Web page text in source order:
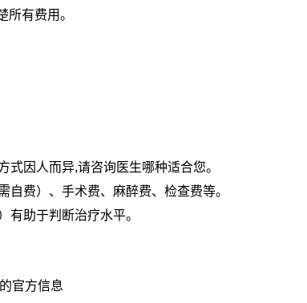
所有费用。
因人而异,请咨询医生哪种适合您。
费）、手术费、麻醉费、检查费等。
有助于判断治疗水平。
官方信息